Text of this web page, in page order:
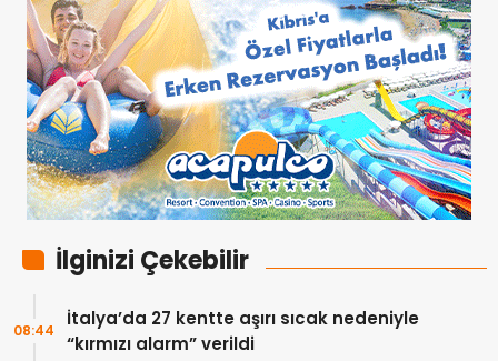
İlginizi Çekebilir
İtalya’da 27 kentte aşırı sıcak nedeniyle
“kırmızı alarm” verildi
08:44